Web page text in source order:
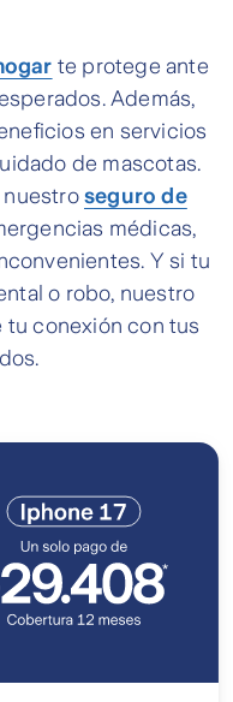
te protege ante
Además,
en servicios
de mascotas.
nuestro seguro de
médicas,
Y si tu
o robo, nuestro
conexión con tus